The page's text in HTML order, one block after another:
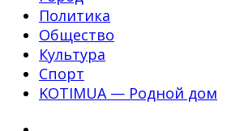
Политика
Общество
Культура
Спорт
KOTIMUA — Родной дом